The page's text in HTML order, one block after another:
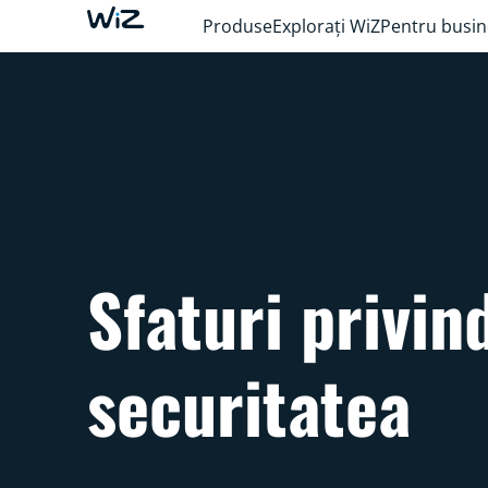
ProduseExplorați WiZPentru
Sfaturi
securitatea